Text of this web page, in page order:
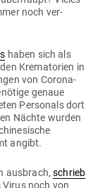
noch ver­
haben sich als
Kre­ma­torien in
von Corona-
genaue
Per­sonals dort
Nächte wurden
angibt.
aus­brach,schrieb
Virus noch von